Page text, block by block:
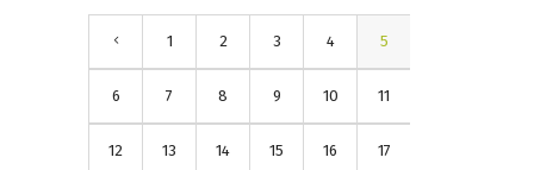
1 2 3 4 5
6 7 8 9 10 11
12 13 14 15 16 17